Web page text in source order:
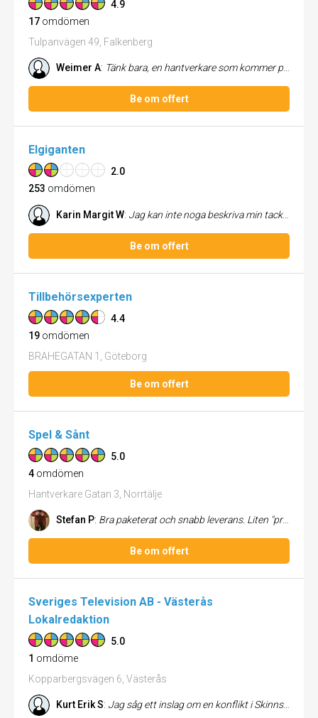
4.9
17 omdömen
Tulpanvägen 49, Falkenberg
Weimer A: Tänk bara, en hantverkare som kommer på utsatt tid, gör ett bra jobb och meddelar avvikelser till ett rimligt pris. Ka...
Be om offert
Elgiganten
2.0
253 omdömen
Karin Margit W: Jag kan inte noga beskriva min tacksamhet till Malku på support på Elgiganten Svågertorp Malmö. Fick perfekt hjälp, vänl...
Be om offert
Tillbehörsexperten
4.4
19 omdömen
BRAHEGATAN 1, Göteborg
Be om offert
Spel & Sånt
5.0
4 omdömen
Hantverkare Gatan 3, Norrtälje
Stefan P: Bra paketerat och snabb leverans. Liten "present" följde med. 3 spel i obrutna förpackningar. Jag rekommenderar dem och ...
Be om offert
Sveriges Television AB - Västerås
Lokalredaktion
5.0
1 omdöme
Kopparbergsvägen 6, Västerås
Kurt Erik S: Jag såg ett inslag om en konflikt i Skinnskatteberg om bergvärme. Denna reporter har även kontaktat mig. Hur kan Ni infö...